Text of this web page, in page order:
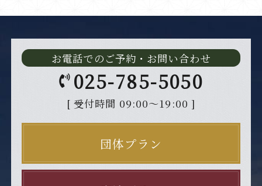
お電話でのご予約・お問い合わせ
025-785-5050
[ 受付時間 09:00～19:00 ]
団体プラン